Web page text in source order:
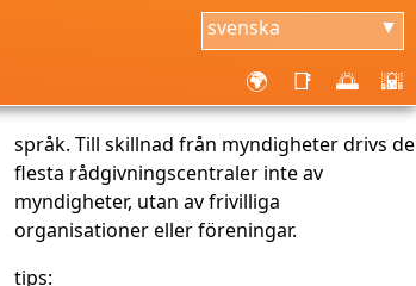
svenska ▼
🌍 📑 🌅 🌇
språk. Till skillnad från myndigheter drivs de
flesta rådgivningscentraler inte av
myndigheter, utan av frivilliga
organisationer eller föreningar.
tips: